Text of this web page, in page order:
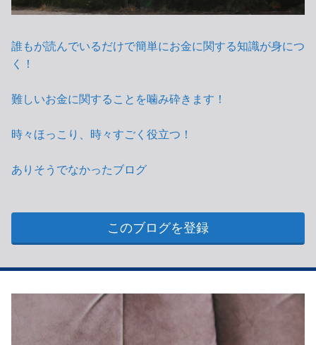
誰もが読んでいるだけで簡単にお金に関する知識が身につ
く！
難しいお金に関することを噛み砕きます！
時々ほっこり、時々すごく役立つ！
ありそうでなかったブログ
このブログを登録